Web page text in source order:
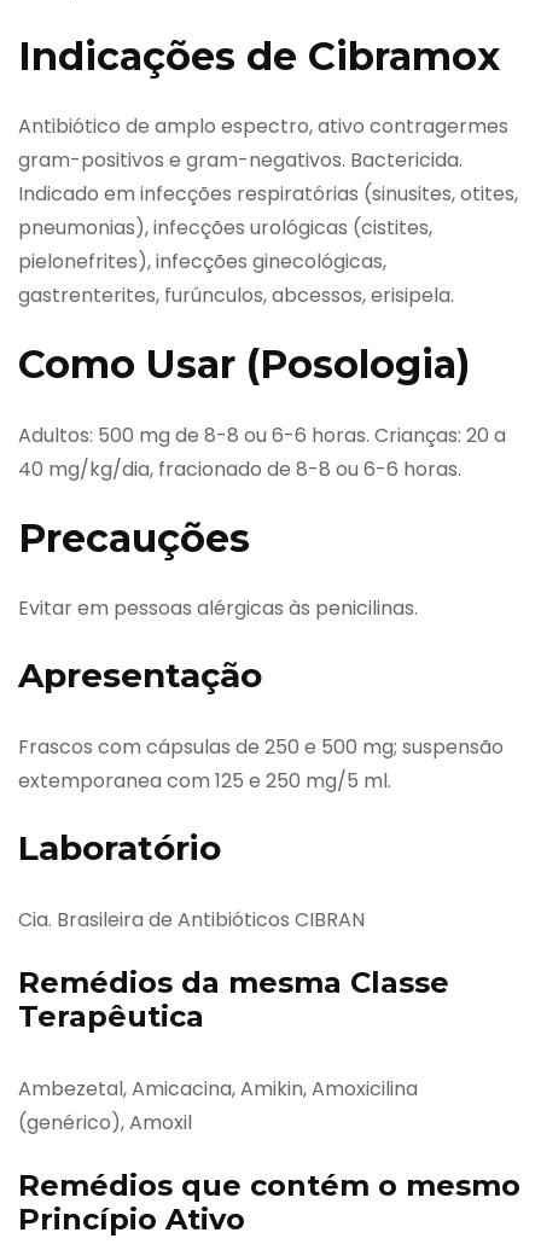
Indicações de Cibramox
Antibiótico de amplo espectro, ativo contragermes
gram-positivos e gram-negativos. Bactericida.
Indicado em infecções respiratórias (sinusites, otites,
pneumonias), infecções urológicas (cistites,
pielonefrites), infecções ginecológicas,
gastrenterites, furúnculos, abcessos, erisipela.
Como Usar (Posologia)
Adultos: 500 mg de 8-8 ou 6-6 horas. Crianças: 20 a
40 mg/kg/dia, fracionado de 8-8 ou 6-6 horas.
Precauções
Evitar em pessoas alérgicas às penicilinas.
Apresentação
Frascos com cápsulas de 250 e 500 mg; suspensão
extemporanea com 125 e 250 mg/5 ml.
Laboratório
Cia. Brasileira de Antibióticos CIBRAN
Remédios da mesma Classe
Terapêutica
Ambezetal, Amicacina, Amikin, Amoxicilina
(genérico), Amoxil
Remédios que contém o mesmo
Princípio Ativo